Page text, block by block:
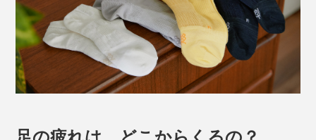
足の疲れは、どこからくるの？